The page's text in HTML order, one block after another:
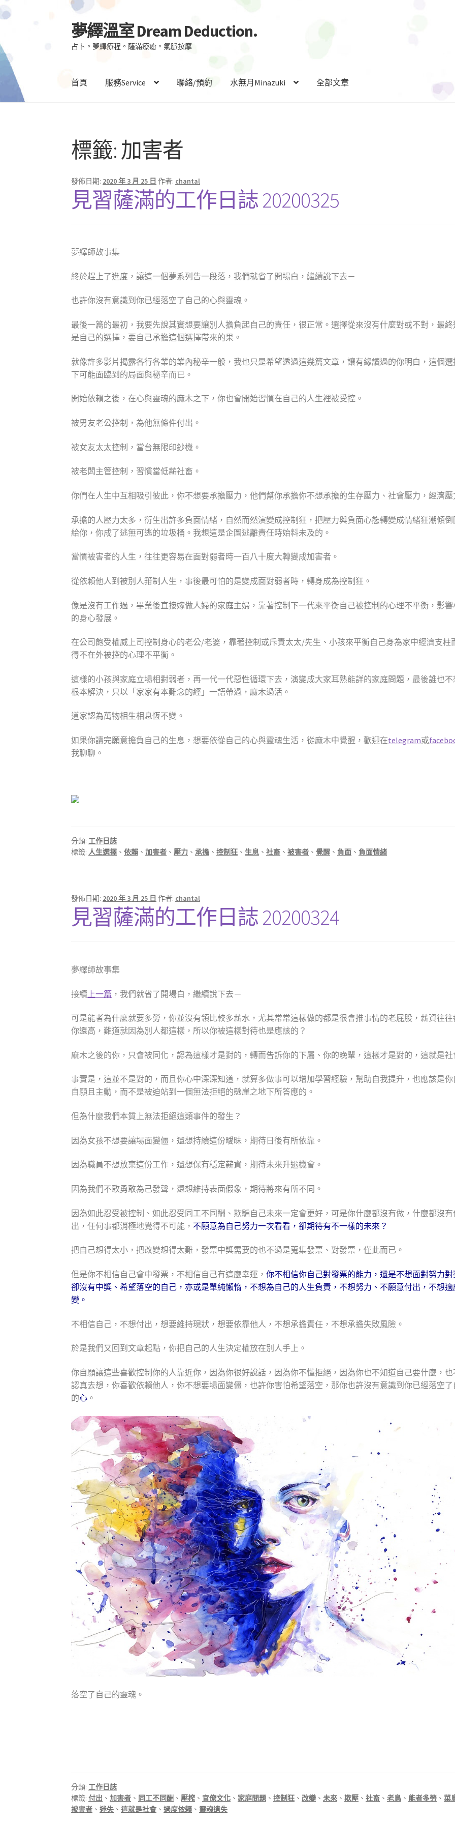
跳
至
導
列
跳
至
主
內
夢繹溫室 Dream Deduction.
占卜。夢繹療程。薩滿療癒。氣脈按摩
首頁 服務Service 聯絡/預約 水無月Minazuki 全部文章
標籤: 加害者
發佈日期: 2020 年 3 月 25 日 作者: chantal
見習薩滿的工作日誌 20200325
夢繹師故事集
終於趕上了進度，讓這一個夢系列告一段落，我們就省了開場白，繼續說下去－
也許你沒有意識到你已經落空了自己的心與靈魂。
最後一篇的最初，我要先說其實想要讓別人擔負起自己的責任，很正常。選擇從來沒有什麼對或不對，最終
是自己的選擇，要自己承擔這個選擇帶來的果。
就像許多影片揭露各行各業的業內秘辛一般，我也只是希望透過這幾篇文章，讓有緣讀過的你明白 ，這個
下可能面臨到的局面與秘辛而已。
開始依賴之後，在心與靈魂的麻木之下，你也會開始習慣在自己的人生裡被受控。
被男友老公控制，為他無條件付出。
被女友太太控制，當台無限印鈔機。
被老闆主管控制，習慣當低薪社畜。
你們在人生中互相吸引彼此，你不想要承擔壓力，他們幫你承擔你不想承擔的生存壓力、社會壓力，經濟壓
承擔的人壓力太多，衍生出許多負面情緒，自然而然演變成控制狂，把壓力與負面心態轉變成情緒狂潮傾倒
給你，你成了逃無可逃的垃圾桶。我想這是企圖逃離責任時始料未及的。
當慣被害者的人生，往往更容易在面對弱者時一百八十度大轉變成加害者。
從依賴他人到被別人箝制人生，事後最可怕的是變成面對弱者時，轉身成為控制狂。
像是沒有工作過，畢業後直接嫁做人婦的家庭主婦，靠著控制下一代來平衡自己被控制的心理不平衡，影響
的身心發展。
在公司飽受權威上司控制身心的老公/老婆，靠著控制或斥責太太/先生、小孩來平衡自己身為家中經濟支柱
得不在外被控的心理不平衡。
這樣的小孩與家庭立場相對弱者，再一代一代惡性循環下去，演變成大家耳熟能詳的家庭問題，最後誰也不
根本解決，只以「家家有本難念的經」一語帶過，麻木過活。
道家認為萬物相生相息恆不變。
如果你讀完願意擔負自己的生息，想要依從自己的心與靈魂生活，從麻木中覺醒，歡迎在telegram或
我聊聊。
分類:工作日誌
標籤:人生選擇 、依賴 、加害者 、壓力 、承擔 、控制狂 、生息 、社畜 、被害者 、 覺醒 、負面 、負面情緒
發佈日期: 2020 年 3 月 25 日 作者: chantal
見習薩滿的工作日誌 20200324
夢繹師故事集
接續 上一篇 ，我們就省了開場白，繼續說下去－
可是能者為什麼就要多勞，你並沒有領比較多薪水，尤其常常這樣做的都是很會推事情的老屁股，薪資往往
你還高，難道就因為別人都這樣，所以你被這樣對待也是應該的？
麻木之後的你，只會被同化，認為這樣才是對的，轉而告訴你的下屬、你的晚輩，這樣才是對的，這就是社
事實是，這並不是對的，而且你心中深深知道，就算多做事可以增加學習經驗，幫助自我提升，也應該是你
自願且主動，而不是被迫站到一個無法拒絕的懸崖之地下所答應的。
但為什麼我們本質上無法拒絕這類事件的發生？
因為女孩不想要讓場面變僵，還想持續這份曖昧，期待日後有所依靠。
因為職員不想放棄這份工作，還想保有穩定薪資，期待未來升遷機會。
因為我們不敢勇敢為己發聲，還想維持表面假象，期待將來有所不同。
因為如此忍受被控制、如此忍受同工不同酬、欺騙自己未來一定會更好，可是你什麼都沒有做，什麼都沒有
出，任何事都消極地覺得不可能， 不願意為自己努力一次看看，卻期待有不一樣的未來？
把自己想得太小，把改變想得太難，發票中獎需要的也不過是蒐集發票、對發票 ，僅此而已。
但是你不相信自己會中發票，不相信自己有這麼幸運，你不相信你自己對發票的能力，還是不想面對努力對
卻沒有中獎、希望落空的自己，亦或是單純懶惰，不想為自己的人生負責，不想努力、不願意付出，不想適
變。
不相信自己，不想付出，想要維持現狀，想要依靠他人， 不想承擔責任，不想承擔失敗風險。
於是我們又回到文章起點，你把自己的人生決定權放在別人手上。
你自願讓這些喜歡控制你的人靠近你，因為你很好說話，因為你不懂拒絕，因為你也不知道自己要什麼，也
認真去想，你喜歡依賴他人，你不想要場面變僵，也許你害怕希望落空，那你也許沒有意識到你已經落空了
的心 。
落空了自己的靈魂。
分類: 工作日誌
標籤:付出 、加害者 、 同工不同酬 、 壓榨 、 官僚文化 、 家庭問題 、控制狂 、 改變 、 未來 、欺壓 、社畜 、老鳥 、 能者多勞 、菜
被害者 、迷失 、這就是社會 、過度依賴 、 靈魂遺失